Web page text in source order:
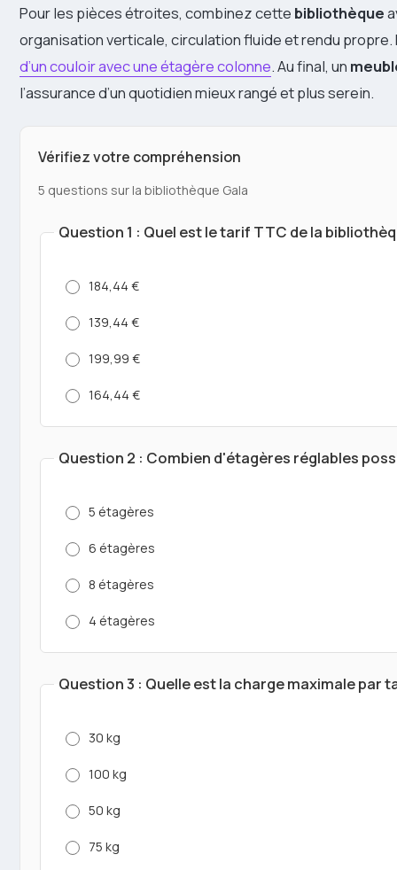
Pour les pièces étroites, combinez cette bibliothèque
organisation verticale, circulation fluide et rendu
d’un couloir avec une étagère colonne. Au final, un
l’assurance d’un quotidien mieux rangé et plus serein.
Vérifiez votre compréhension
5 questions sur la bibliothèque Gala
Question 1 : Quel est le tarif TTC de la
184,44 €
139,44 €
199,99 €
164,44 €
Question 2 : Combien d'étagères réglables
5 étagères
6 étagères
8 étagères
4 étagères
Question 3 : Quelle est la charge maximale par
30 kg
100 kg
50 kg
75 kg